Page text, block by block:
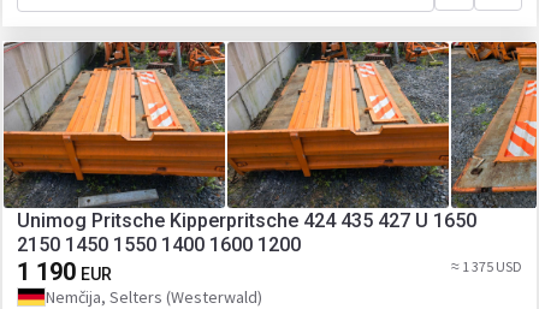
Unimog Pritsche Kipperpritsche 424 435 427 U 1650
2150 1450 1550 1400 1600 1200
1 190 EUR ≈ 1 375 USD
Nemčija, Selters (Westerwald)